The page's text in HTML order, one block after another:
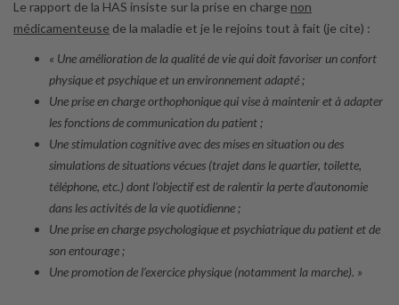
Le rapport de la HAS insiste sur la prise en charge non
médicamenteuse de la maladie et je le rejoins tout à fait (je cite) :
« Une amélioration de la qualité de vie qui doit favoriser un confort
physique et psychique et un environnement adapté ;
Une prise en charge orthophonique qui vise à maintenir et à adapter
les fonctions de communication du patient ;
Une stimulation cognitive avec des mises en situation ou des
simulations de situations vécues (trajet dans le quartier, toilette,
téléphone, etc.) dont l’objectif est de ralentir la perte d’autonomie
dans les activités de la vie quotidienne ;
Une prise en charge psychologique et psychiatrique du patient et de
son entourage ;
Une promotion de l’exercice physique (notamment la marche). »